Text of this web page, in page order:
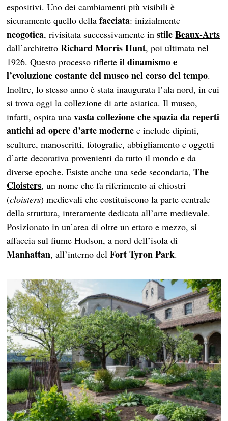
espositivi. Uno dei cambiamenti più visibili è
sicuramente quello dellafacciata: inizialmente
neogotica, rivisitata successivamente instileBeaux-Arts
dall’architettoRichard Morris Hunt, poi ultimata nel
1926. Questo processo rifletteil dinamismo e
l’evoluzione costante del museo nel corso del tempo.
Inoltre, lo stesso anno è stata inaugurata l’ala nord, in cui
si trova oggi la collezione di arte asiatica. Il museo,
infatti, ospita unavasta collezione che spazia da reperti
antichi ad opere d’arte moderne e include dipinti,
sculture, manoscritti, fotografie, abbigliamento e oggetti
d’arte decorativa provenienti da tutto il mondo e da
diverse epoche. Esiste anche una sede secondaria,The
Cloisters, un nome che fa riferimento ai chiostri
(cloisters) medievali che costituiscono la parte centrale
della struttura, interamente dedicata all’arte medievale.
Posizionato in un’area di oltre un ettaro e mezzo, si
affaccia sul fiume Hudson, a nord dell’isola di
Manhattan, all’interno delFort Tyron Park.